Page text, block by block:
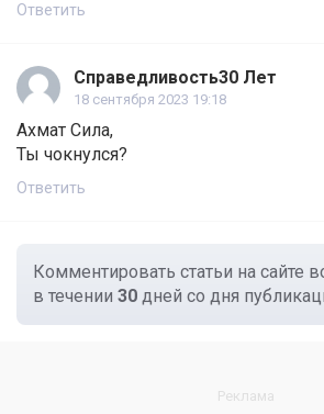
Ответить
Справедливость30 Лет
18 сентября 2023 19:18
Ахмат Сила,
Ты чокнулся?
Ответить
Комментировать статьи на сайте
в течении 30 дней со дня